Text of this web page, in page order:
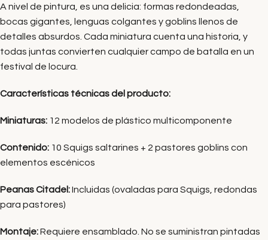
A nivel de pintura, es una delicia: formas redondeadas,
bocas gigantes, lenguas colgantes y goblins llenos de
detalles absurdos. Cada miniatura cuenta una historia, y
todas juntas convierten cualquier campo de batalla en un
festival de locura.
Características técnicas del producto:
Miniaturas: 12 modelos de plástico multicomponente
Contenido: 10 Squigs saltarines + 2 pastores goblins con
elementos escénicos
Peanas Citadel:Incluidas (ovaladas para Squigs, redondas
para pastores)
Montaje:Requiere ensamblado. No se suministran pintadas